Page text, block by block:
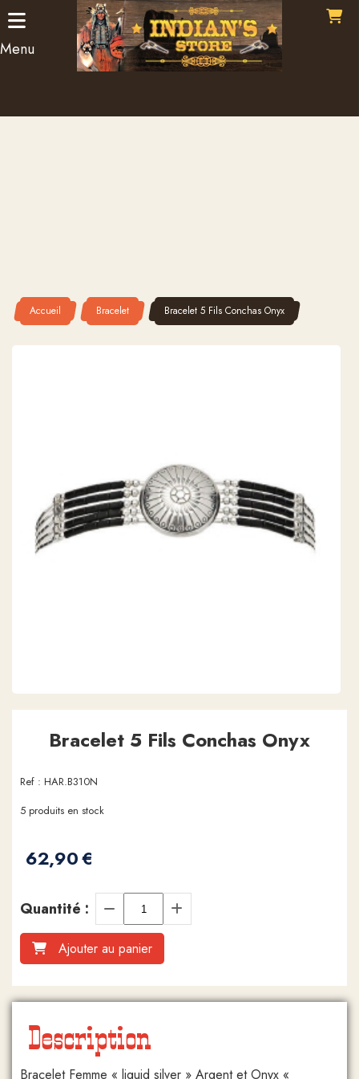
Menu
Accueil Bracelet Bracelet 5 Fils Conchas Onyx
Bracelet 5 Fils Conchas Onyx
Ref : HAR.B310N
62,90€
5 produits en stock
Quantité :
Ajouter au panier
Description
Bracelet Femme « liquid silver » Argent et Onyx «
Panneau de gestion des cookies